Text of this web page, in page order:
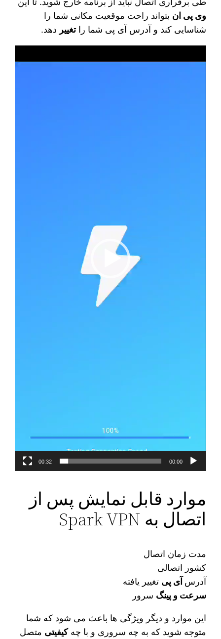
وی پی ان بتواند راحت موقعیت مکانی شما را
شناسایی کند و آدرس آی پی شما راتغییر دهد.
ویدیو
00:00
00:32
موارد قابل نمایش پس از
اتصال به Spark VPN
مدت زمان اتصال
کشور اتصالی
آدرس آی پی تغییر یافته
سرعت و پینگ سرور
این موارد و دیگر ویژگی‌ ها باعث می‌ شود که شما
متوجه شوید که به چه سروری و با چهکیفیتی متصل